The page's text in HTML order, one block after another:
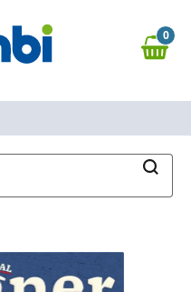
0,00 €
0